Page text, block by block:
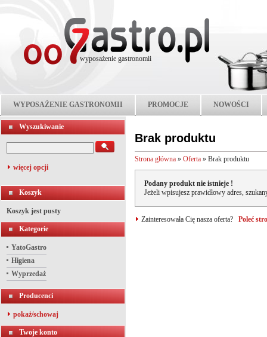
wyposażenie gastronomii
WYPOSAŻENIE GASTRONOMII PROMOCJE NOWOŚCI
Wyszukiwanie
więcej opcji
Koszyk
Koszyk jest pusty
Kategorie
YatoGastro
Higiena
Wyprzedaż
Producenci
pokaż/schowaj
Twoje konto
Brak produktu
Strona główna » Oferta » Brak produktu
Podany produkt nie istnieje !
Jeżeli wpisujesz prawidłowy adres,
Zainteresowała Cię nasza oferta? Poleć